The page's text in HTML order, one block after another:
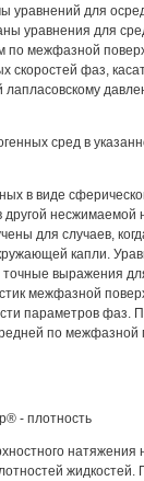
уравнений для
уравнения для
по межфазной
скоростей фаз,
сред в
в виде
несжимаемой
для случаев,
капли.
выражения
межфазной
параметров фаз.
по межфазной
- плотность
натяжения
жидкостей.